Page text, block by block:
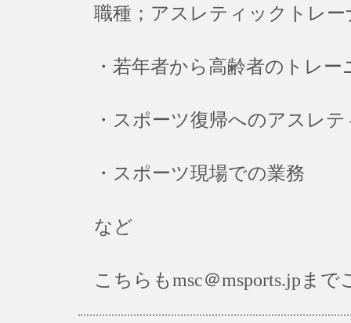
職種；アスレティックトレー
・若年者から高齢者のトレー
・スポーツ復帰へのアスレ
・スポーツ現場での業務
など
こちらもmsc＠msports.jpま